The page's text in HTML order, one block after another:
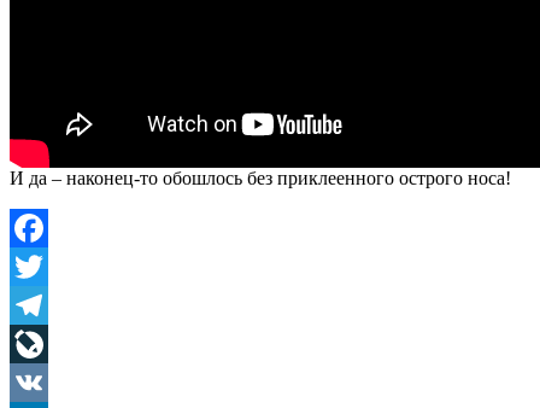
И да – наконец-то обошлось без приклеенного острого носа!
Facebook
Twitter
Telegram
LiveJournal